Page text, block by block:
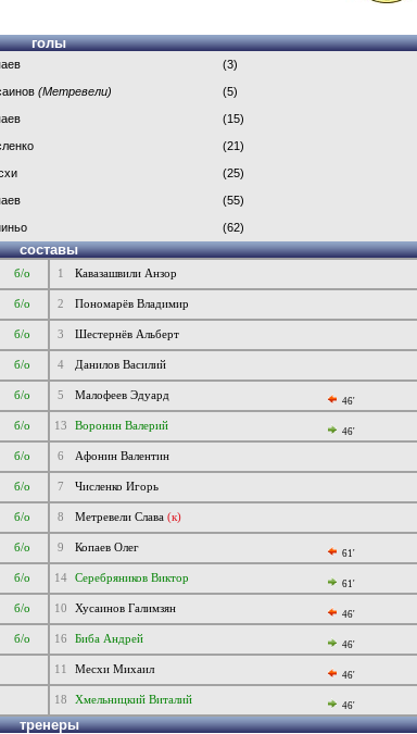
голы
(3)
(Метревели) (5)
(15)
(21)
(25)
(55)
(62)
составы
б/о
б/о
б/о
б/о
б/о
б/о
б/о
б/о
б/о
б/о
б/о
б/о
б/о
1 Кавазашвили Анзор
2 Пономарёв Владимир
3 Шестернёв Альберт
4 Данилов Василий
5 Малофеев Эдуард 46'
13 Воронин Валерий 46'
6 Афонин Валентин
7 Численко Игорь
8 Метревели Слава (к)
9 Копаев Олег 61'
14 Серебря­ников Виктор 61'
10 Хусаинов Галимзян 46'
16 Биба Андрей 46'
11 Месхи Михаил 46'
18 Хмельницкий Виталий 46'
тренеры